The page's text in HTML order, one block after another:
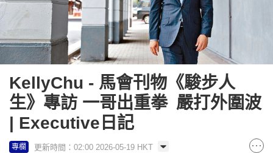
KellyChu - 馬會刊物《駿步人
生》專訪 一哥出重拳 嚴打外圍波
| Executive日記
專欄 更新時間：02:00 2026-05-19 HKT